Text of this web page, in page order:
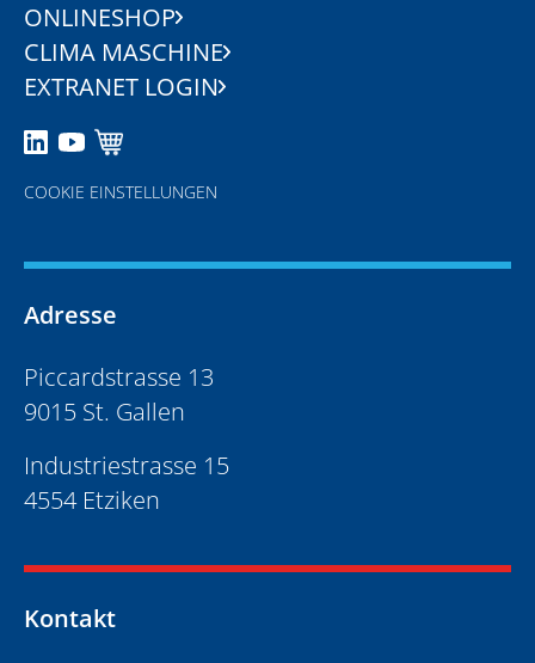
ONLINESHOP
CLIMA MASCHINE
EXTRANET LOGIN
COOKIE EINSTELLUNGEN
Adresse
Piccardstrasse 13
9015 St. Gallen
Industriestrasse 15
4554 Etziken
Kontakt